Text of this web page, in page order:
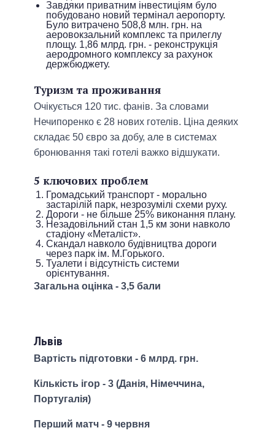
Завдяки приватним інвестиціям було
побудовано новий термінал аеропорту.
Було витрачено 508,8 млн. грн. на
аеровокзальний комплекс та прилеглу
площу. 1,86 млрд. грн. - реконструкція
аеродромного комплексу за рахунок
держбюджету.
Туризм та проживання
Очікується 120 тис. фанів. За словами
Нечипоренко є 28 нових готелів. Ціна деяких
складає 50 євро за добу, але в системах
бронювання такі готелі важко відшукати.
5 ключових проблем
Громадський транспорт - морально
застарілій парк, незрозумілі схеми руху.
Дороги - не більше 25% виконання плану.
Незадовільний стан 1,5 км зони навколо
стадіону «Металіст».
Скандал навколо будівництва дороги
через парк ім. М.Горького.
Туалети і відсутність системи
орієнтування.
Загальна оцінка - 3,5 бали
Львів
Вартість підготовки - 6 млрд. грн.
Кількість ігор - 3 (Данія, Німеччина,
Португалія)
Перший матч - 9 червня